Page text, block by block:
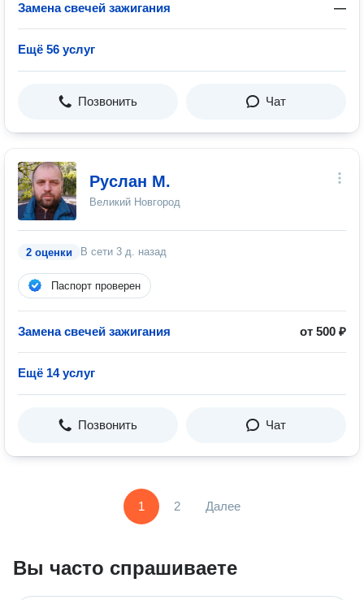
Замена свечей зажигания —
Ещё 56 услуг
Позвонить Чат
Руслан М.
Великий Новгород
2 оценки В сети 3 д. назад
Паспорт проверен
Замена свечей зажигания от 500 ₽
Ещё 14 услуг
Позвонить Чат
1 2 Далее
Вы часто спрашиваете